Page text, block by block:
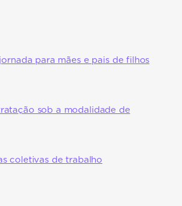
para mães e pais de filhos
sob a modalidade de
coletivas de trabalho